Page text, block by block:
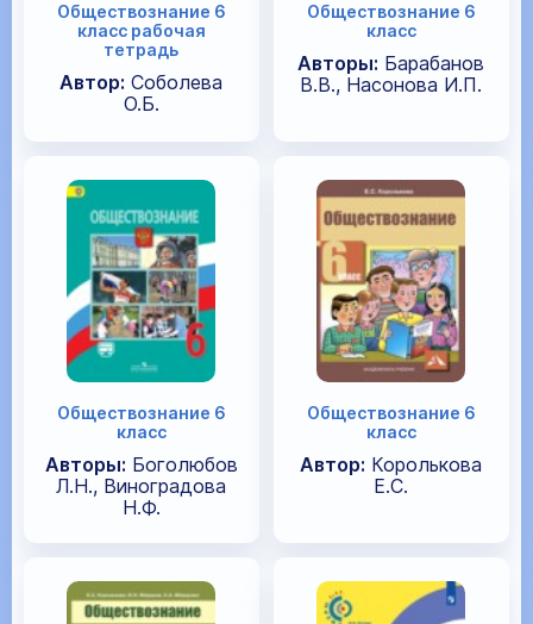
Обществознание 6
класс рабочая
тетрадь
Автор: Соболева
О.Б.
Обществознание 6
класс
Авторы: Барабанов
В.В., Насонова И.П.
Обществознание 6
класс
Авторы: Боголюбов
Л.Н., Виноградова
Н.Ф.
Обществознание 6
класс
Автор: Королькова
Е.С.